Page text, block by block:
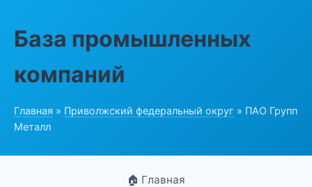
База промышленных
компаний
Главная » Приволжский федеральный округ » ПАО Групп
Металл
🏠 Главная